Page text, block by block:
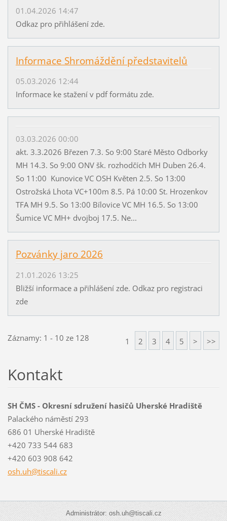
01.04.2026 14:47
Odkaz pro přihlášení zde.
Informace Shromáždění představitelů
05.03.2026 12:44
Informace ke stažení v pdf formátu zde.
03.03.2026 00:00
akt. 3.3.2026 Březen 7.3. So 9:00 Staré Město Odborky
MH 14.3. So 9:00 ONV šk. rozhodčích MH Duben 26.4.
So 11:00 Kunovice VC OSH Květen 2.5. So 13:00
Ostrožská Lhota VC+100m 8.5. Pá 10:00 St. Hrozenkov
TFA MH 9.5. So 13:00 Bílovice VC MH 16.5. So 13:00
Šumice VC MH+ dvojboj 17.5. Ne...
Pozvánky jaro 2026
21.01.2026 13:25
Bližší informace a přihlášení zde. Odkaz pro registraci
zde
Záznamy: 1 - 10 ze 128 1 2 3 4 5 > >>
Kontakt
SH ČMS - Okresní sdružení hasičů Uherské Hradiště
Palackého náměstí 293
686 01 Uherské Hradiště
+420 733 544 683
+420 603 908 642
osh.uh@tiscali.cz
Administrátor: osh.uh@tiscali.cz